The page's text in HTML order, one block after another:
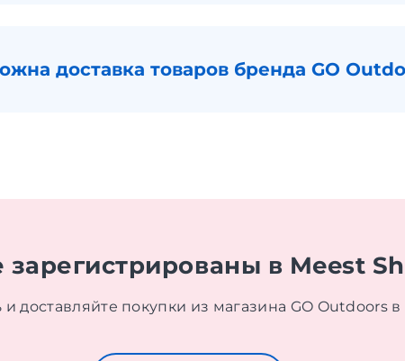
доставка товаров бренда GO
в Meest
и доставляйте покупки из магазина GO Outdoors